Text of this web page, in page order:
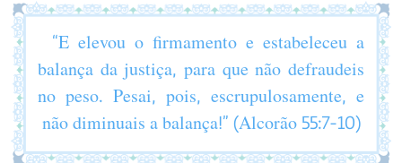
“E elevou o firmamento e estabeleceu a
balança da justiça, para que não defraudeis
no peso. Pesai, pois, escrupulosamente, e
não diminuais a balança!” (Alcorão 55:7-10)